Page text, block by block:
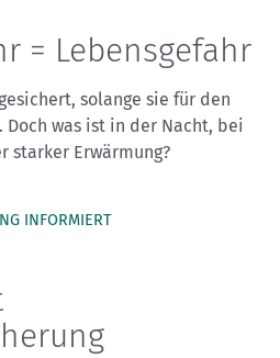
= Lebensgefahr
solange sie für den
was ist in der Nacht, bei
starker Erwärmung?
INFORMIERT